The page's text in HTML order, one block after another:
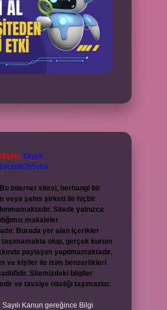
Skype:
Bu internet sitesi, herhangi bir
veya şahıs şirketi ile hiçbir
Sitede yalnızca
makaleler
Burada yer alan içerikler
taşımamakta olup, gerçek kurum
paylaşım yapılmamaktadır.
ve kişiler ile isim benzerlikleri
Sitemizdeki bilgiler
ve tavsiye niteliği taşımazlar.
Kanun gereğince Bilgi